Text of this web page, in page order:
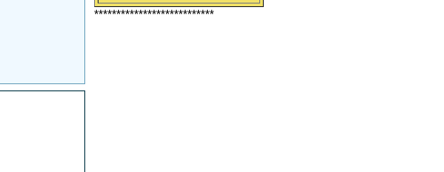
***************************